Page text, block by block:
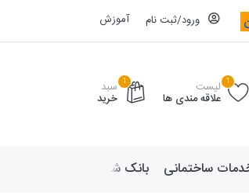
ورود/ثبت نام آموزش
1 لیست
علاقه مندی ها
1 سبد
خرید
ساختمانی بانک شماره موبایل لوازم